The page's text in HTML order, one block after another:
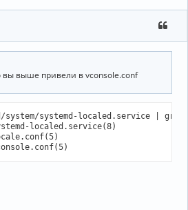
вы выше привели в vconsole.conf
systemd-localed.service | grep
localed.service(8)